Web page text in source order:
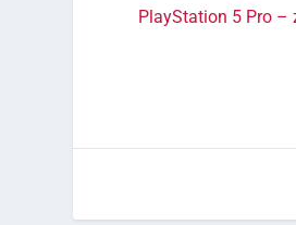
PlayStation 5 Pro –